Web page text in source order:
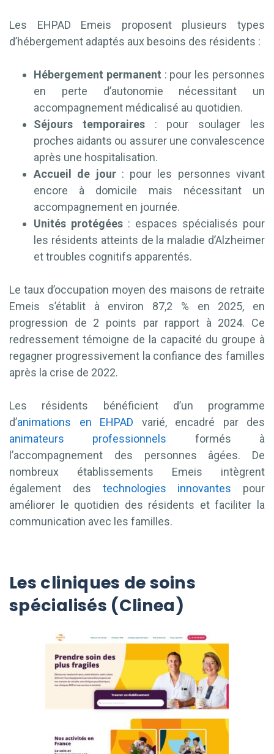
Les EHPAD Emeis proposent plusieurs types
d’hébergement adaptés aux besoins des résidents :
Hébergement permanent : pour les personnes
en perte d’autonomie nécessitant un
accompagnement médicalisé au quotidien.
Séjours temporaires: pour soulager les
proches aidants ou assurer une convalescence
après une hospitalisation.
Accueil de jour: pour les personnes vivant
encore à domicile mais nécessitant un
accompagnement en journée.
Unités protégées : espaces spécialisés pour
les résidents atteints de la maladie d’Alzheimer
et troubles cognitifs apparentés.
Le taux d’occupation moyen des maisons de retraite
Emeis s’établit à environ 87,2 % en 2025, en
progression de 2 points par rapport à 2024. Ce
redressement témoigne de la capacité du groupe à
regagner progressivement la confiance des familles
après la crise de 2022.
Les résidents bénéficient d’un programme
d’animations en EHPAD varié, encadré par des
animateurs professionnels formés à
l’accompagnement des personnes âgées. De
nombreux établissements Emeis intègrent
également des technologies innovantes pour
améliorer le quotidien des résidents et faciliter la
communication avec les familles.
Les cliniques de soins
spécialisés (Clinea)